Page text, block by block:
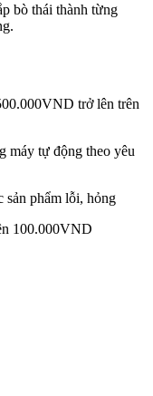
bò thái thành từng
trở lên trên
máy tự động theo yêu
sản phẩm lỗi, hỏng
100.000VND